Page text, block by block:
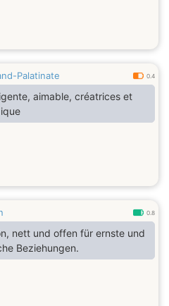
Palatinate 0.4
aimable, créatrices et
0.8
nett und offen für ernste und
Beziehungen.